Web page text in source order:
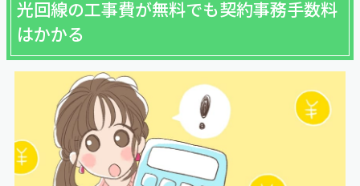
光回線の工事費が無料でも契約事務手数料
はかかる